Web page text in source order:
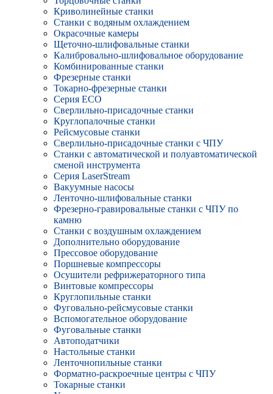
Криволинейные станки
Станки с водяным охлаждением
Окрасочные камеры
Щеточно-шлифовальные станки
Калибровально-шлифовальное оборудование
Комбинированные станки
Фрезерные станки
Токарно-фрезерные станки
Серия ECO
Сверлильно-присадочные станки
Круглопалочные станки
Рейсмусовые станки
Сверлильно-присадочные станки с ЧПУ
Станки с автоматической и полуавтоматической
сменой инструмента
Серия LaserStream
Вакуумные насосы
Ленточно-шлифовальные станки
Фрезерно-гравировальные станки с ЧПУ по
камню
Станки с воздушным охлаждением
Дополнительно оборудование
Прессовое оборудование
Поршневые компрессоры
Осушители рефрижераторного типа
Винтовые компрессоры
Круглопильные станки
Фуговально-рейсмусовые станки
Вспомогательное оборудование
Фуговальные станки
Автоподатчики
Настольные станки
Ленточнопильные станки
Форматно-раскроечные центры с ЧПУ
Токарные станки